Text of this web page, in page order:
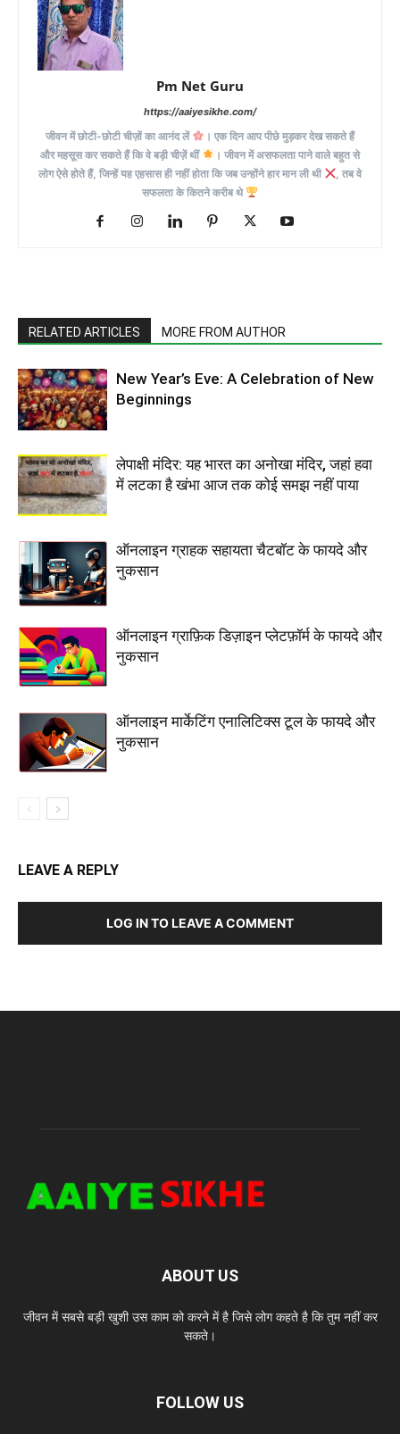
Pm Net Guru
https://aaiyesikhe.com/
जीवन में छोटी-छोटी चीज़ों का आनंद लें
। एक दिन आप पीछे मुड़कर देख सकते हैं
और महसूस कर सकते हैं कि वे बड़ी चीज़ें थीं
। जीवन में असफलता पाने वाले बहुत से
लोग ऐसे होते हैं, जिन्हें यह एहसास ही नहीं होता कि जब उन्होंने हार मान ली थी
, तब वे
सफलता के कितने करीब थे
RELATED ARTICLES MORE FROM AUTHOR
New Year’s Eve: A Celebration of New
Beginnings
लेपाक्षी मंदिर: यह भारत का अनोखा मंदिर, जहां हवा
में लटका है खंभा आज तक कोई समझ नहीं पाया
ऑनलाइन ग्राहक सहायता चैटबॉट के फायदे और
नुकसान
ऑनलाइन ग्राफ़िक डिज़ाइन प्लेटफ़ॉर्म के फायदे और
नुकसान
ऑनलाइन मार्केटिंग एनालिटिक्स टूल के फायदे और
नुकसान
LEAVE A REPLY
LOG IN TO LEAVE A COMMENT
ABOUT US
जीवन में सबसे बड़ी खुशी उस काम को करने में है जिसे लोग कहते है कि तुम नहीं कर
सकते।
FOLLOW US